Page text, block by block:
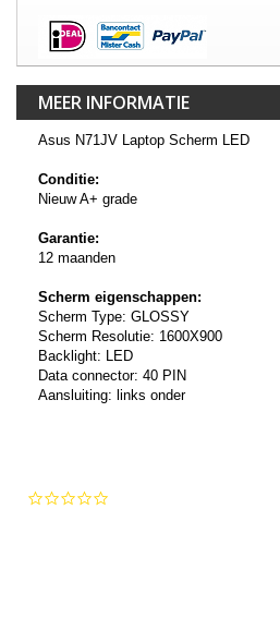
MEER INFORMATIE
Asus N71JV Laptop Scherm LED
Conditie:
Nieuw A+ grade
Garantie:
12 maanden
Scherm eigenschappen:
Scherm Type: GLOSSY
Scherm Resolutie: 1600X900
Backlight: LED
Data connector: 40 PIN
Aansluiting: links onder